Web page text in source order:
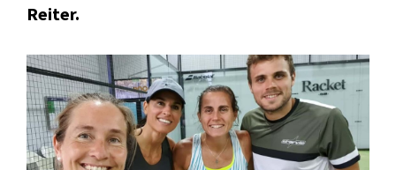
Reiter.